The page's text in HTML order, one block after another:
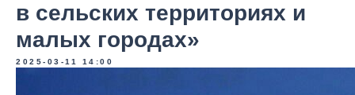
в сельских территориях и
малых городах»
2025-03-11 14:00